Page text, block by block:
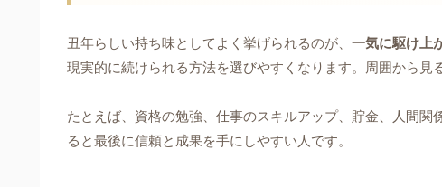
丑年らしい持ち味としてよく挙げられるのが、 一気に駆け上
現実的に続けられる方法を選びやすくなります。周囲から見
たとえば、資格の勉強、仕事のスキルアップ、貯金、人間
ると最後に信頼と成果を手にしやすい人です。